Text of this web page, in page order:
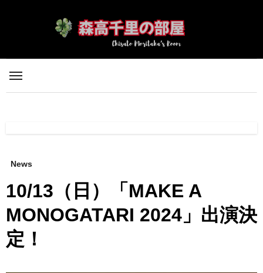
ス
News
10/13（日）「MAKE A
MONOGATARI 2024」出演決
定！